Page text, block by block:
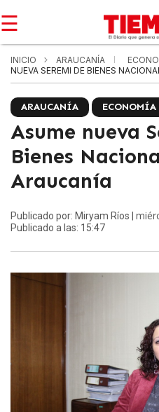
☰
INICIO ARAUCANÍA
NUEVA SEREMI DE BIENES
ARAUCANÍA ECONOMÍA
Asume nueva
Bienes
Araucanía
Publicado por: Miryam Ríos |
Publicado a las: 15:47